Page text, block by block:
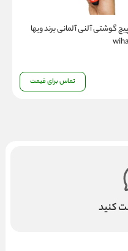
پیچ گوشتی آلنی آلمانی برند ویها
wiha
تماس برای قیمت
کنید